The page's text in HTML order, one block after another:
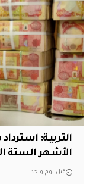
التربية:
الأشهر الستة
قبل يوم واحد